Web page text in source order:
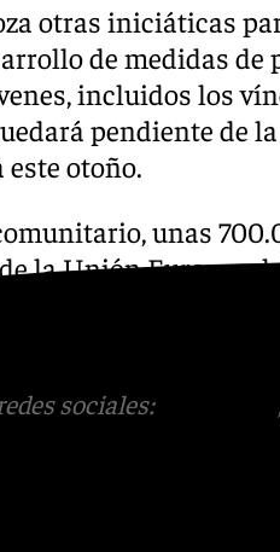
otras iniciáticas
de medidas
incluidos los
pendiente de
este otoño.
unas
la Unión Europea
incluidas
humo ajeno.
sociales: